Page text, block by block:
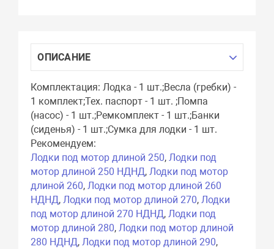
ОПИСАНИЕ
Комплектация: Лодка - 1 шт.;Весла (гребки) -
1 комплект;Тех. паспорт - 1 шт. ;Помпа
(насос) - 1 шт.;Ремкомплект - 1 шт.;Банки
(сиденья) - 1 шт.;Сумка для лодки - 1 шт.
Рекомендуем:
Лодки под мотор длиной 250,Лодки под
мотор длиной 250 НДНД,Лодки под мотор
длиной 260,Лодки под мотор длиной 260
НДНД,Лодки под мотор длиной 270,Лодки
под мотор длиной 270 НДНД,Лодки под
мотор длиной 280,Лодки под мотор длиной
280 НДНД,Лодки под мотор длиной 290,